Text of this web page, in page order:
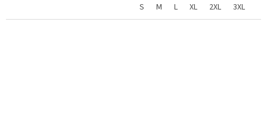
rukavice inspirované
legendárními vzory jsou...
S M L XL 2XL 3XL